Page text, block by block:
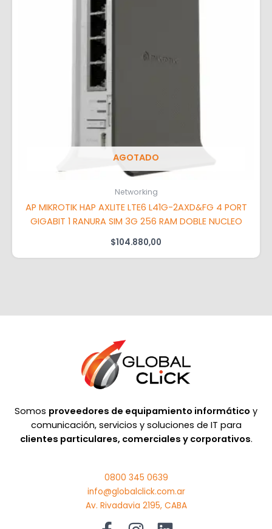
AGOTADO
Networking
AP MIKROTIK HAP AXLITE LTE6 L41G-2AXD&FG 4 PORT
GIGABIT 1 RANURA SIM 3G 256 RAM DOBLE NUCLEO
$104.880,00
Somos proveedores de equipamiento informático y
comunicación, servicios y soluciones de IT para
clientes particulares, comerciales y corporativos.
0800 345 0639
info@globalclick.com.ar
Av. Rivadavia 2195, CABA